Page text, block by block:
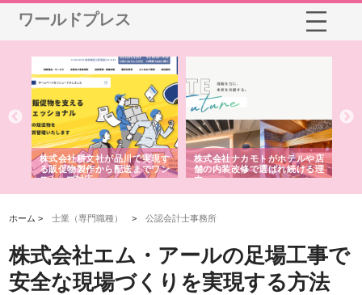
ワールドプレス
株式会社耕文社が品川で実現す
る販促物製作から配送までワン
ストップ対応
株式会社ナカモトがホテルや店
舗の内装改修で選ばれ続ける理
由
ホーム >士業（専門職種） >公認会計士事務所
株式会社エム・アールの足場工事で
安全な現場づくりを実現する方法